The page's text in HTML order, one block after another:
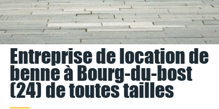
Entreprise de location de
benne à Bourg-du-bost
(24) de toutes tailles